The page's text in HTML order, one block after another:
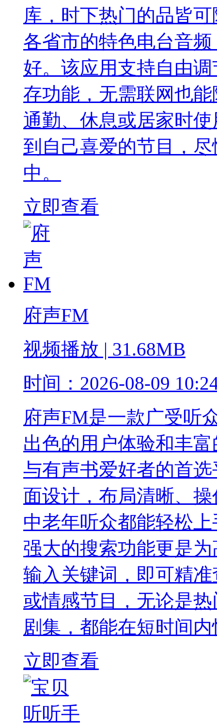
库，时下热门的品皆
各省市的特色电台音
好。该应用支持自由
存功能，无需联网也
通勤、休息或居家时
到自己喜爱的节目，
中。
立即查看
府声FM
视频播放 | 31.68MB
时间： 2026-08-09
府声FM是一款广受听
出色的用户体验和丰
与有声书爱好者的首
面设计，布局清晰、
中老年听众都能轻松
强大的搜索功能更是
输入关键词，即可精
或情感节目，无论是
剧集，都能在短时间
立即查看